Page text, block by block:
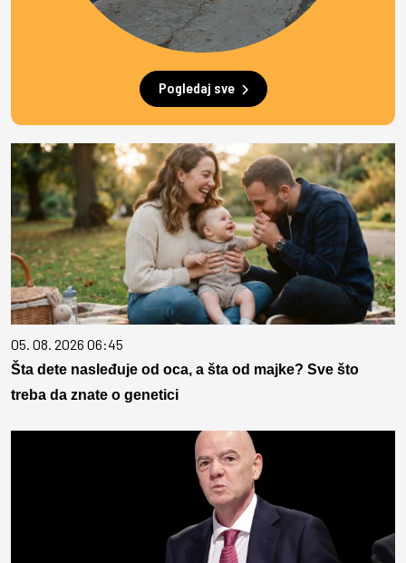
Pogledaj sve
05. 08. 2026 06:45
Šta dete nasleđuje od oca, a šta od majke? Sve što
treba da znate o genetici